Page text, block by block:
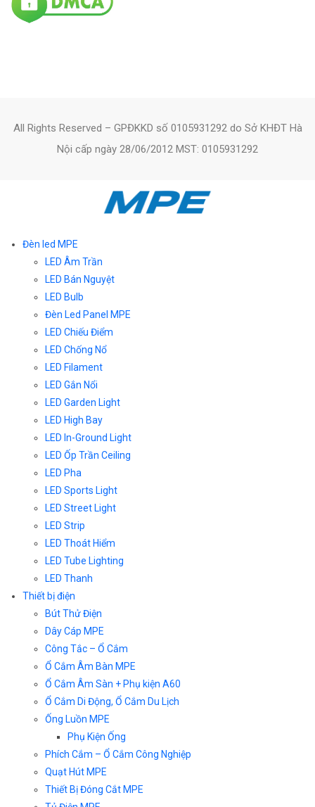
All Rights Reserved – GPĐKKD số 0105931292 do Sở KHĐT Hà
Nội cấp ngày 28/06/2012 MST: 0105931292
Đèn led MPE
LED Âm Trần
LED Bán Nguyệt
LED Bulb
Đèn Led Panel MPE
LED Chiếu Điểm
LED Chống Nổ
LED Filament
LED Gắn Nổi
LED Garden Light
LED High Bay
LED In-Ground Light
LED Ốp Trần Ceiling
LED Pha
LED Sports Light
LED Street Light
LED Strip
LED Thoát Hiểm
LED Tube Lighting
LED Thanh
Thiết bị điện
Bút Thử Điện
Dây Cáp MPE
Công Tắc – Ổ Cắm
Ổ Cắm Âm Bàn MPE
Ổ Cắm Âm Sàn + Phụ kiện A60
Ổ Cắm Di Động, Ổ Cắm Du Lịch
Ống Luồn MPE
Phụ Kiện Ống
Phích Cắm – Ổ Cắm Công Nghiệp
Quạt Hút MPE
Thiết Bị Đóng Cắt MPE